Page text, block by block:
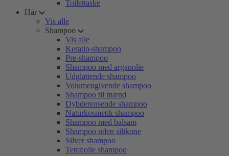
Toilettaske
Hår
Vis alle
Shampoo
Vis alle
Keratin-shampoo
Pre-shampoo
Shampoo med arganolie
Udglattende shampoo
Volumengivende shampoo
Shampoo til mænd
Dybderensende shampoo
Naturkosmetik shampoo
Shampoo med balsam
Shampoo uden silikone
Silver shampoo
Tetræolie shampoo